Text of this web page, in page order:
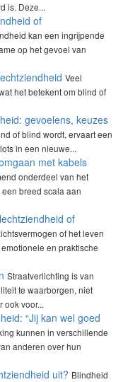
is. Deze...
of
kan een ingrijpende
op het gevoel van
Veel
het betekent om blind of
gevoelens, keuzes
of blind wordt, ervaart een
in een nieuwe...
met kabels
onderdeel van het
breed scala aan
of
of het leven
en praktische
Straatverlichting is van
te waarborgen, niet
ook voor...
“Jij kan wel goed
kunnen in verschillende
anderen over hun
uit? Blindheid